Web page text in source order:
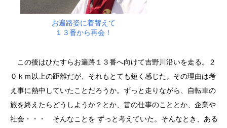
お遍路姿に着替えて
１３番から再会！
この後はひたすらお遍路１３番へ向けて吉野川沿いを走る。２
０ｋｍ以上の距離だが、それもとても短く感じた。その理由は考
え事に熱中していたことだろうか。ずっと走りながら、自転車の
旅を終えたらどうしようか？とか、昔の仕事のこととか、企業や
社会・・・ そんなことを ずっと考えていた。そんなとき、ある